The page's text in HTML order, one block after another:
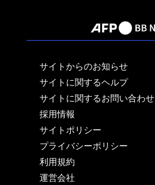
サイトからのお知らせ
サイトに関するヘルプ
サイトに関するお問い合わせ
採用情報
サイトポリシー
プライバシーポリシー
利用規約
運営会社